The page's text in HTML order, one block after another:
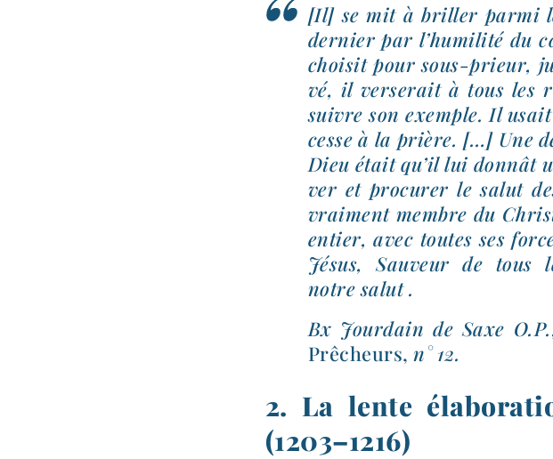
[Il] se mit à briller par­mi
der­nier par l’hu­mi­li­té du
choi­sit pour sous-​prieur,
vé, il ver­se­rait à tous les
suivre son exemple. Il
cesse à la prière. […] Une
Dieu était qu’il lui don­nât
ver et pro­cu­rer le salut
vrai­ment membre du
entier, avec toutes ses
Jésus, Sauveur de tous
notre salut .
Bx Jourdain de Saxe
Prêcheurs,n° 12.
2. La lente
(1203–1216)